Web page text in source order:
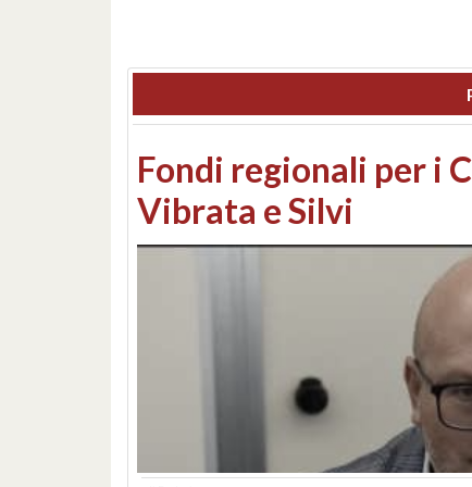
Montesilvano,
lungomare:
abusiva